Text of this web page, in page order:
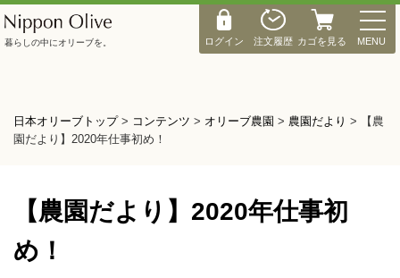
ログイン 注文履歴 カゴを見る
M
E
N
MENU
暮らしの中にオリーブを。
日本オリーブトップ> コンテンツ > オリーブ農園 > 農園だより >
【農
園だより】2020年仕事初め！
【農園だより】2020年仕事初
め！